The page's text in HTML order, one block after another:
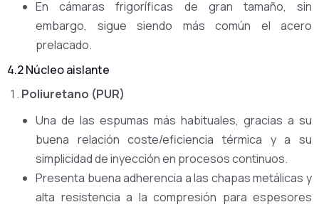
En cámaras frigoríficas de gran tamaño, sin
embargo, sigue siendo más común el acero
prelacado.
4.2 Núcleo aislante
Poliuretano (PUR)
Una de las espumas más habituales, gracias a su
buena relación coste/eficiencia térmica y a su
simplicidad de inyección en procesos continuos.
Presenta buena adherencia a las chapas metálicas y
alta resistencia a la compresión para espesores